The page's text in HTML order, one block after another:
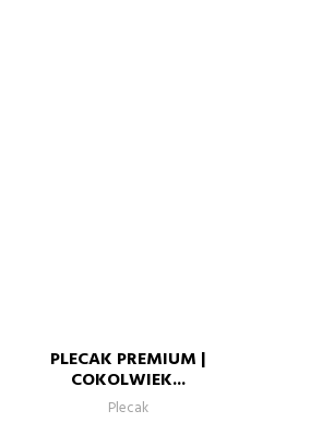
PLECAK PREMIUM |
COKOLWIEK...
Plecak